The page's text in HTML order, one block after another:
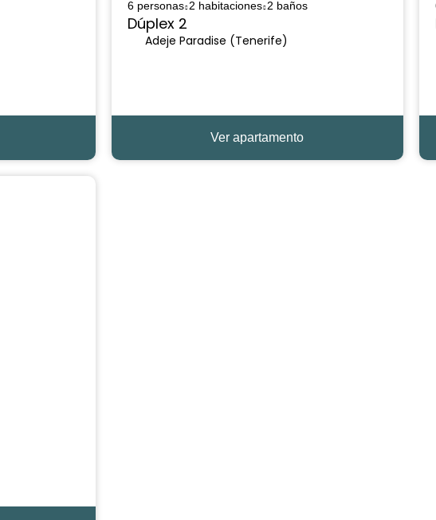
6 personas 2 habitaciones 2 baños
Dúplex 2
Adeje Paradise (Tenerife)
Ver apartamento